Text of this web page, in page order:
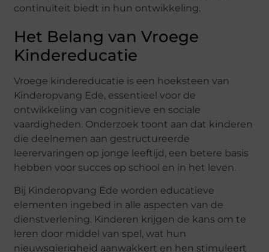
continuïteit biedt in hun ontwikkeling.
Het Belang van Vroege
Kindereducatie
Vroege kindereducatie is een hoeksteen van
Kinderopvang Ede, essentieel voor de
ontwikkeling van cognitieve en sociale
vaardigheden. Onderzoek toont aan dat kinderen
die deelnemen aan gestructureerde
leerervaringen op jonge leeftijd, een betere basis
hebben voor succes op school en in het leven.
Bij Kinderopvang Ede worden educatieve
elementen ingebed in alle aspecten van de
dienstverlening. Kinderen krijgen de kans om te
leren door middel van spel, wat hun
nieuwsgierigheid aanwakkert en hen stimuleert